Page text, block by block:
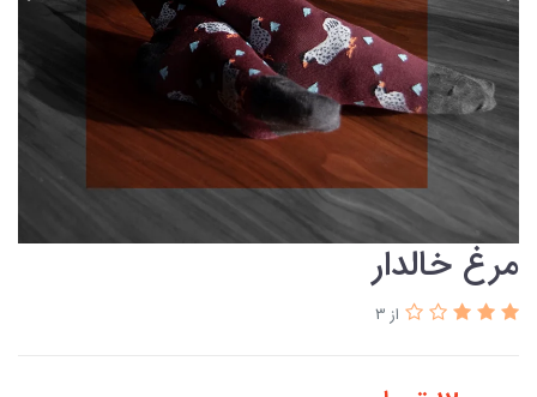
مرغ خالدار
از 3